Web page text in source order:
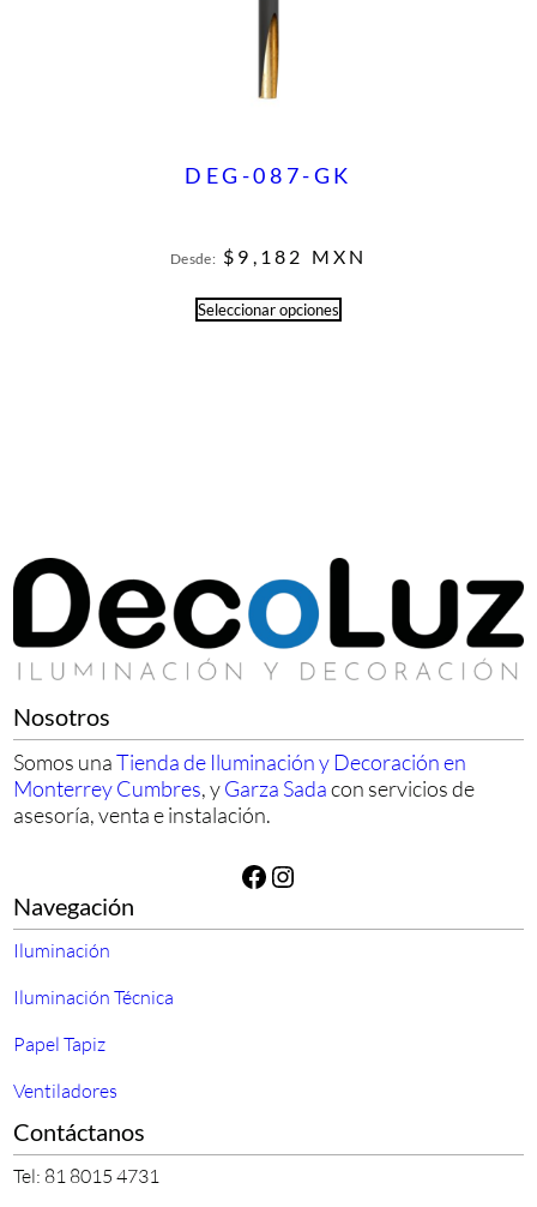
DEG-087-GK
Desde: $ 9,182 MXN
Seleccionar opciones
Nosotros
Somos unaTienda de Iluminación y Decoración en
Monterrey Cumbres, yGarza Sadacon servicios de
asesoría, venta e instalación.
Facebook Instagram
Navegación
Iluminación
Iluminación Técnica
Papel Tapiz
Ventiladores
Contáctanos
Tel: 81 8015 4731